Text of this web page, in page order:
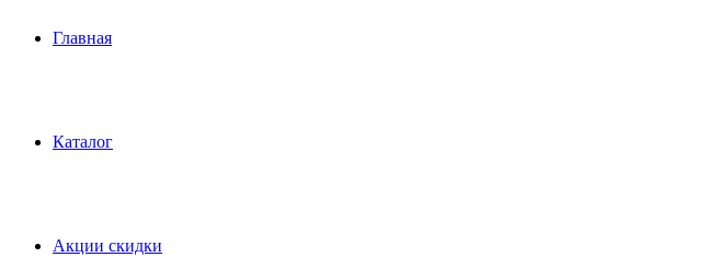
Главная
Каталог
Акции скидки